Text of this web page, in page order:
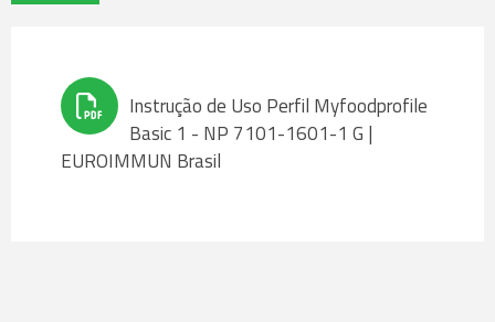
Instrução de Uso Perfil Myfoodprofile
Basic 1 - NP 7101-1601-1 G |
EUROIMMUN Brasil